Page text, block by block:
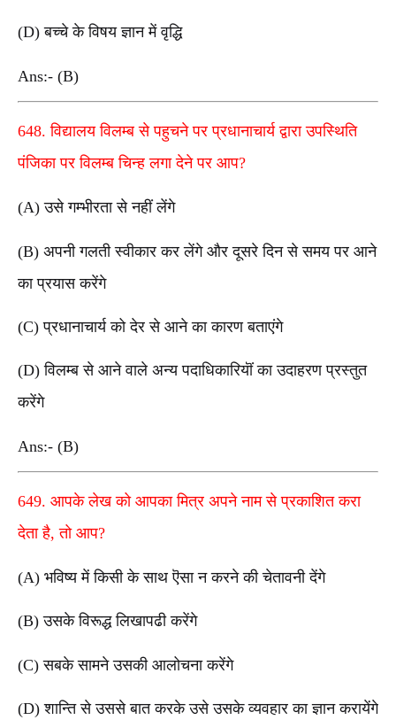
(D) बच्चे के विषय ज्ञान में वृद्धि
Ans:- (B)
648. विद्यालय विलम्ब से पहुचने पर प्रधानाचार्य द्वारा उपस्थिति
पंजिका पर विलम्ब चिन्ह लगा देने पर आप?
(A) उसे गम्भीरता से नहीं लेंगे
(B) अपनी गलती स्वीकार कर लेंगे और दूसरे दिन से समय पर आने
का प्रयास करेंगे
(C) प्रधानाचार्य को देर से आने का कारण बताएंगे
(D) विलम्ब से आने वाले अन्य पदाधिकारियॊं का उदाहरण प्रस्तुत
करेंगे
Ans:- (B)
649. आपके लेख को आपका मित्र अपने नाम से प्रकाशित करा
देता है, तो आप?
(A) भविष्य में किसी के साथ ऎसा न करने की चेतावनी देंगे
(B) उसके विरूद्ध लिखापढी करेंगे
(C) सबके सामने उसकी आलोचना करेंगे
(D) शान्ति से उससे बात करके उसे उसके व्यवहार का ज्ञान करायेंगे